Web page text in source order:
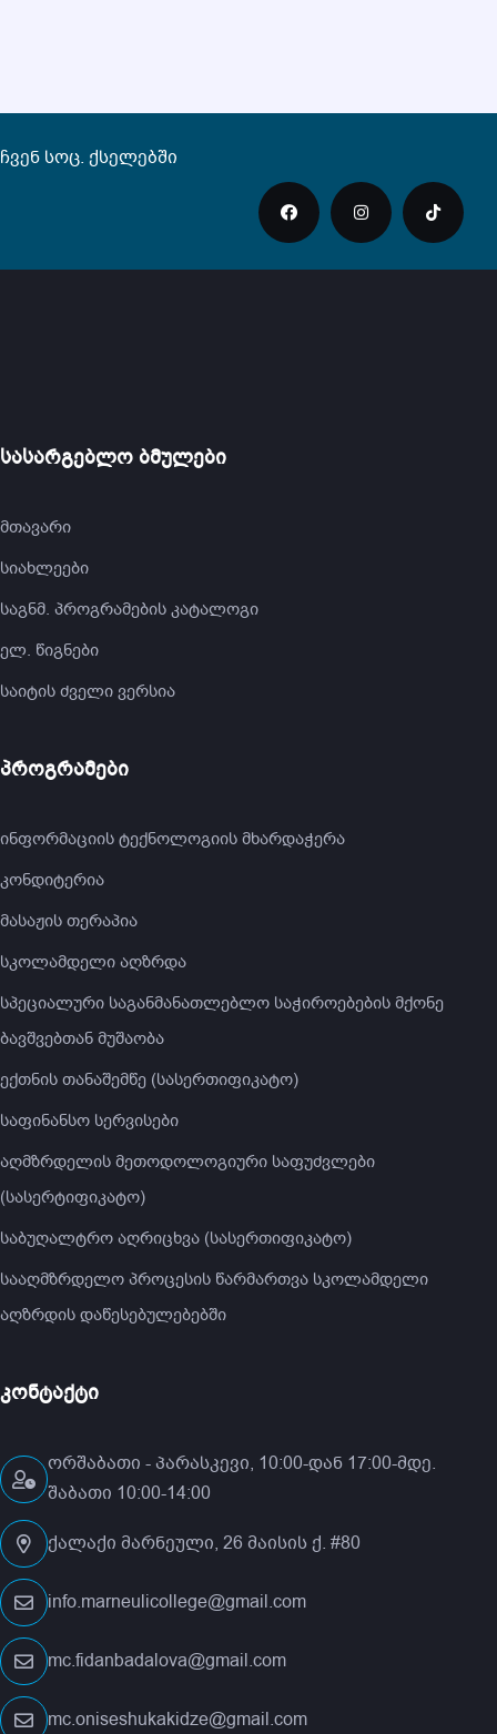
ჩვენ სოც. ქსელებში
სასარგებლო ბმულები
მთავარი
სიახლეები
საგნმ. პროგრამების კატალოგი
ელ. წიგნები
საიტის ძველი ვერსია
პროგრამები
ინფორმაციის ტექნოლოგიის მხარდაჭერა
კონდიტერია
მასაჟის თერაპია
სკოლამდელი აღზრდა
სპეციალური საგანმანათლებლო საჭიროებების მქონე
ბავშვებთან მუშაობა
ექთნის თანაშემწე (სასერთიფიკატო)
საფინანსო სერვისები
აღმზრდელის მეთოდოლოგიური საფუძვლები
(სასერტიფიკატო)
საბუღალტრო აღრიცხვა (სასერთიფიკატო)
სააღმზრდელო პროცესის წარმართვა სკოლამდელი
აღზრდის დაწესებულებებში
კონტაქტი
ორშაბათი - პარასკევი, 10:00-დან 17:00-მდე.
შაბათი 10:00-14:00
ქალაქი მარნეული, 26 მაისის ქ. #80
info.marneulicollege@gmail.com
mc.fidanbadalova@gmail.com
mc.oniseshukakidze@gmail.com